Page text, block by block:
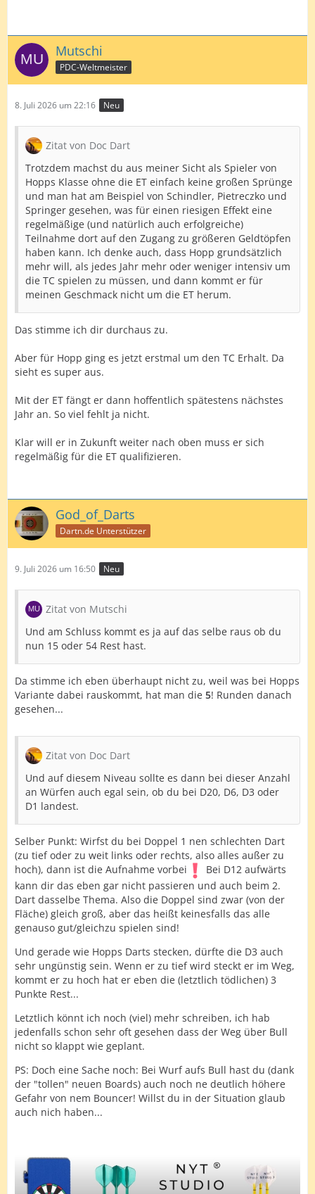
Mutschi
PDC-Weltmeister
8. Juli 2026 um 22:16 Neu
Zitat von Doc Dart
Trotzdem machst du aus meiner Sicht als Spieler von
Hopps Klasse ohne die ET einfach keine großen Sprünge
und man hat am Beispiel von Schindler, Pietreczko und
Springer gesehen, was für einen riesigen Effekt eine
regelmäßige (und natürlich auch erfolgreiche)
Teilnahme dort auf den Zugang zu größeren Geldtöpfen
haben kann. Ich denke auch, dass Hopp grundsätzlich
mehr will, als jedes Jahr mehr oder weniger intensiv um
die TC spielen zu müssen, und dann kommt er für
meinen Geschmack nicht um die ET herum.
Das stimme ich dir durchaus zu.
Aber für Hopp ging es jetzt erstmal um den TC Erhalt. Da
sieht es super aus.
Mit der ET fängt er dann hoffentlich spätestens nächstes
Jahr an. So viel fehlt ja nicht.
Klar will er in Zukunft weiter nach oben muss er sich
regelmäßig für die ET qualifizieren.
God_of_Darts
Dartn.de Unterstützer
9. Juli 2026 um 16:50 Neu
Zitat von Mutschi
Und am Schluss kommt es ja auf das selbe raus ob du
nun 15 oder 54 Rest hast.
Da stimme ich eben überhaupt nicht zu, weil was bei Hopps
Variante dabei rauskommt, hat man die 5! Runden danach
gesehen...
Zitat von Doc Dart
Und auf diesem Niveau sollte es dann bei dieser Anzahl
an Würfen auch egal sein, ob du bei D20, D6, D3 oder
D1 landest.
Selber Punkt: Wirfst du bei Doppel 1 nen schlechten Dart
(zu tief oder zu weit links oder rechts, also alles außer zu
hoch), dann ist die Aufnahme vorbei
Bei D12 aufwärts
kann dir das eben gar nicht passieren und auch beim 2.
Dart dasselbe Thema. Also die Doppel sind zwar (von der
Fläche) gleich groß, aber das heißt keinesfalls das alle
genauso gut/gleichzu spielen sind!
Und gerade wie Hopps Darts stecken, dürfte die D3 auch
sehr ungünstig sein. Wenn er zu tief wird steckt er im Weg,
kommt er zu hoch hat er eben die (letztlich tödlichen) 3
Punkte Rest...
Letztlich könnt ich noch (viel) mehr schreiben, ich hab
jedenfalls schon sehr oft gesehen dass der Weg über Bull
nicht so klappt wie geplant.
PS: Doch eine Sache noch: Bei Wurf aufs Bull hast du (dank
der "tollen" neuen Boards) auch noch ne deutlich höhere
Gefahr von nem Bouncer! Willst du in der Situation glaub
auch nich haben...